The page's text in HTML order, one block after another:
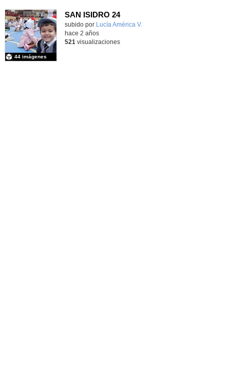
SAN ISIDRO 24
Contenido educativo.
subido por Lucía América V.
44 imágenes
hace 2 años
521 visualizaciones